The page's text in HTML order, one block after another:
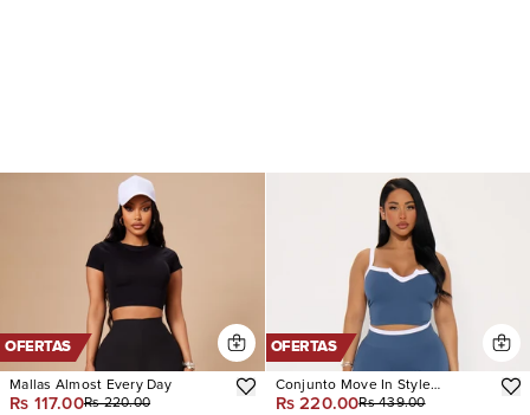
OFERTAS
Mallas Almost Every Day
Rs 117.00Rs 220.00
OFERTAS
Conjunto Move In Style
Seamless Legging
Rs 220.00Rs 439.00